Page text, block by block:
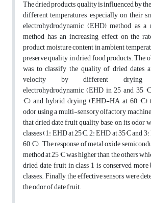
The dried products quality is influenced by
different temperatures, especially on their
electrohydrodynamic (EHD) method as
method has an increasing effect on the
product moisture content in ambient
preserve quality in dried food products. The
was to classify the quality of dried dates
velocity by different drying
electrohydrodynamic (EHD in 25 and 35
°C) and hybrid drying (EHD-HA at 60 °C)
odor using a multi-sensory olfactory
that dried date fruit quality base on its odor
classes (1: EHD at 25°C, 2: EHD at 35°C
60 °C). The response of metal oxide
method at 25 °C was higher than the others
dried date fruit in class 1 is conserved
classes. Finally, the effective sensors were
the odor of date fruit.